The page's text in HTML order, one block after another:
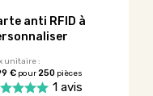
anti RFID à
unitaire :
€pour250pièces
1 avis